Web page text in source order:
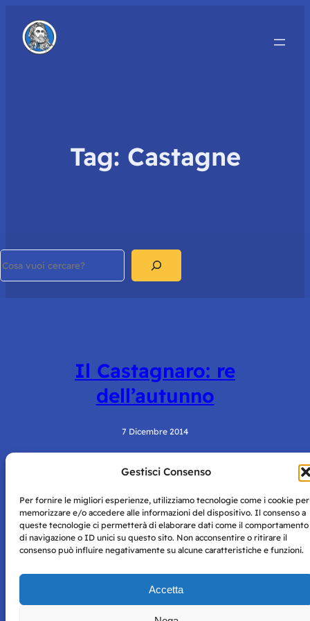
Gestisci Consenso
Per fornire le migliori esperienze, utilizziamo tecnologie come i cookie per
memorizzare e/o accedere alle informazioni del dispositivo. Il consenso a
queste tecnologie ci permetterà di elaborare dati come il comportamento
di navigazione o ID unici su questo sito. Non acconsentire o ritirare il
consenso può influire negativamente su alcune caratteristiche e funzioni.
Accetta
Tag: Castagne
Il Castagnaro: re
dell’autunno
7 Dicembre 2014
Napoli con autorizzazione numero 38 del 25/9/2019.
Tutte le immagini e i contenuti su questo sito sono forniti